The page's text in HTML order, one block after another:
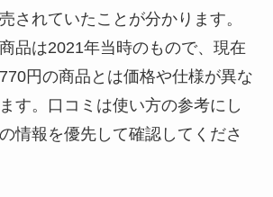
されていたことが分かります。
品は2021年当時のもので、現在
円の商品とは価格や仕様が異な
す。口コミは使い方の参考にし
情報を優先して確認してくださ